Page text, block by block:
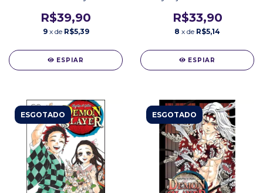
R$39,90
9 x de R$5,39
ESPIAR
R$33,90
8 x de R$5,14
ESPIAR
ESGOTADO ESGOTADO